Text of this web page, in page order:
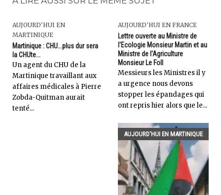
AUJOURD'HUI EN
MARTINIQUE
Martinique : CHU...plus dur sera
la CHUte...
Un agent du CHU de la
Martinique travaillant aux
affaires médicales à Pierre
Zobda-Quitman aurait
tenté...
AUJOURD'HUI EN FRANCE
Lettre ouverte au Ministre de
l'Ecologie Monsieur Martin et au
Ministre de l'Agriculture
Monsieur Le Foll
Messieurs les Ministres il y
a urgence nous devons
stopper les épandages qui
ont repris hier alors que le...
AUJOURD'HUI EN MARTINIQUE